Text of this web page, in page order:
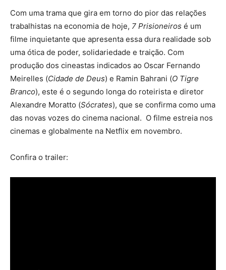
Com uma trama que gira em torno do pior das relações
trabalhistas na economia de hoje, 7 Prisioneiros é um
filme inquietante que apresenta essa dura realidade sob
uma ótica de poder, solidariedade e traição. Com
produção dos cineastas indicados ao Oscar Fernando
Meirelles (Cidade de Deus) e Ramin Bahrani (O Tigre
Branco), este é o segundo longa do roteirista e diretor
Alexandre Moratto (Sócrates), que se confirma como uma
das novas vozes do cinema nacional. O filme estreia nos
cinemas e globalmente na Netflix em novembro.
Confira o trailer: